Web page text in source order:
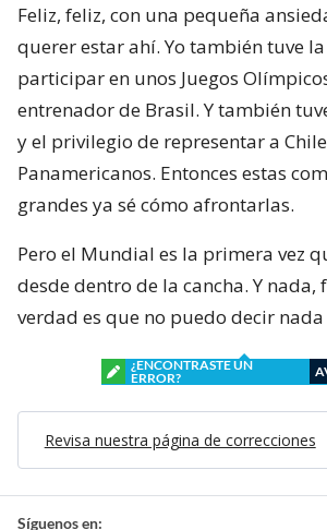
Feliz, feliz, con una pequeña
querer estar ahí. Yo también tuve
participar en unos Juegos
entrenador de Brasil. Y también
y el privilegio de representar a
Panamericanos. Entonces estas
grandes ya sé cómo afrontarlas.
Pero el Mundial es la primera vez
desde dentro de la cancha. Y nada,
verdad es que no puedo decir nada
¿ENCONTRASTE UN
ERROR?
Revisa nuestra página de correcciones
Síguenos en: